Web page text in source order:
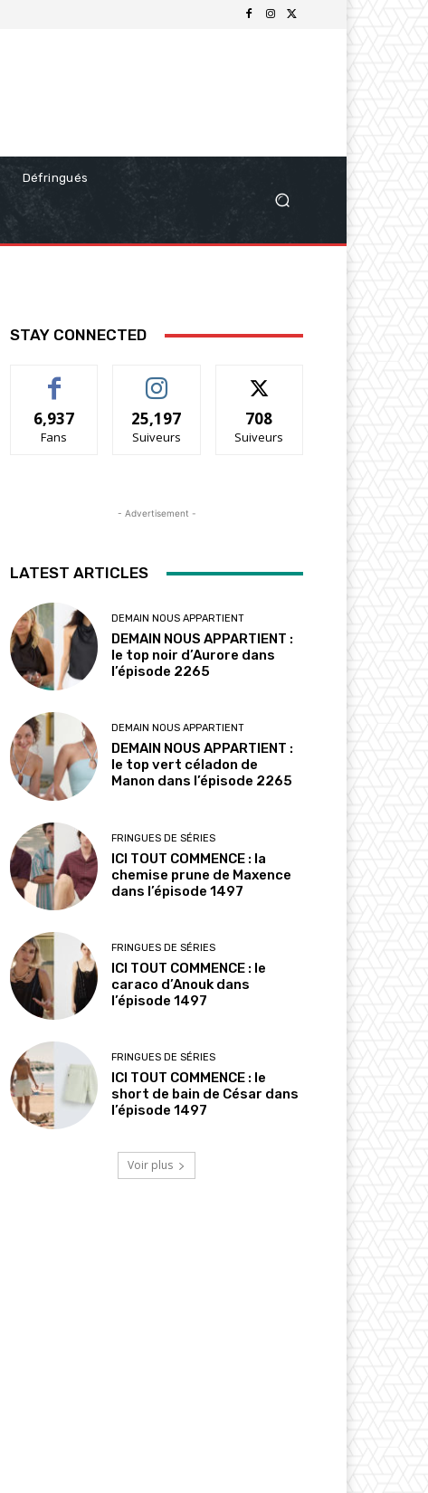
Défringués
STAY CONNECTED
6,937
Fans
25,197
Suiveurs
708
Suiveurs
- Advertisement -
LATEST ARTICLES
DEMAIN NOUS APPARTIENT
DEMAIN NOUS APPARTIENT :
le top noir d’Aurore dans
l’épisode 2265
DEMAIN NOUS APPARTIENT
DEMAIN NOUS APPARTIENT :
le top vert céladon de
Manon dans l’épisode 2265
FRINGUES DE SÉRIES
ICI TOUT COMMENCE : la
chemise prune de Maxence
dans l’épisode 1497
FRINGUES DE SÉRIES
ICI TOUT COMMENCE : le
caraco d’Anouk dans
l’épisode 1497
FRINGUES DE SÉRIES
ICI TOUT COMMENCE : le
short de bain de César dans
l’épisode 1497
Voir plus